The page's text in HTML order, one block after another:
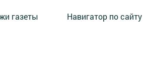
газеты Навигатор по сайту